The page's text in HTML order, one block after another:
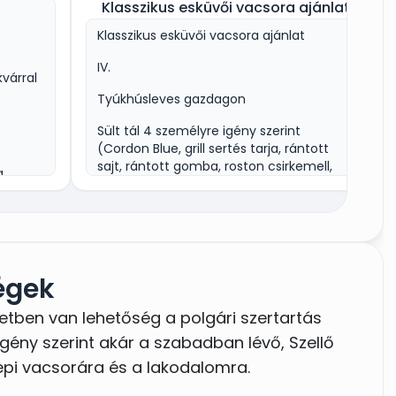
helyszínen szeretnétek megtartani
állunk rendelkezésetekre a Zsindelyes
lenyűgöző hátteret biztosító pilisi látkép és
szintű szolgáltatások és kollégáink
a Jurta Vendéglőt ajánljuk, míg nagyobb
illetve a hozzá tartozó szabadtéri
választás.
megbeszélés alapján, nagy
Klasszikus esküvői vacsora ajánlat
Klasszikus esküvői vacsora ajánlat
IV.
Tyúkhúsleves gazdagon
Sült tál 4 személyre igény szerint
(Cordon Blue, grill sertés tarja, rántott
sajt, rántott gomba, roston csirkemell,
van lehetőség a polgári szertartás
szerint akár a szabadban lévő, Szellő
vacsorára és a lakodalomra.